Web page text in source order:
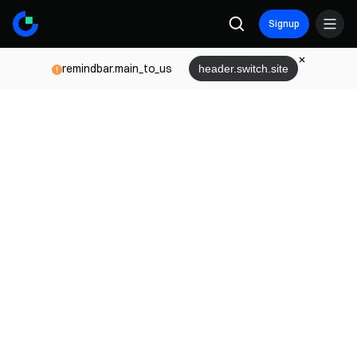
Signup
remindbar.main_to_us header.switch.site